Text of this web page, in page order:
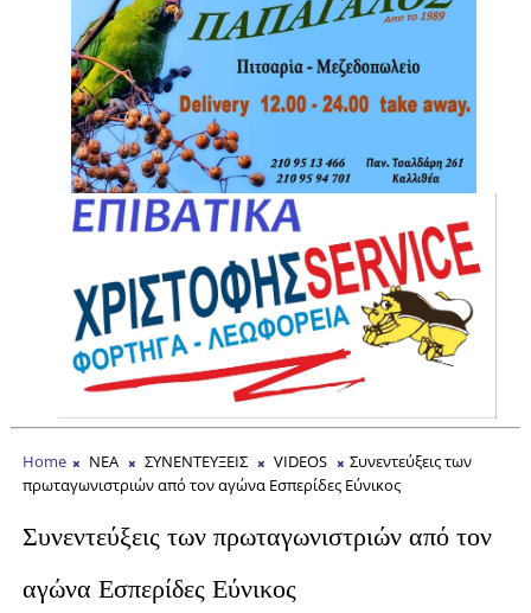
Home ΝΕΑ ΣΥΝΕΝΤΕΥΞΕΙΣ VIDEOS
Συνεντεύξεις των
πρωταγωνιστριών από τον αγώνα Εσπερίδες Εύνικος
Συνεντεύξεις των πρωταγωνιστριών από τον
αγώνα Εσπερίδες Εύνικος